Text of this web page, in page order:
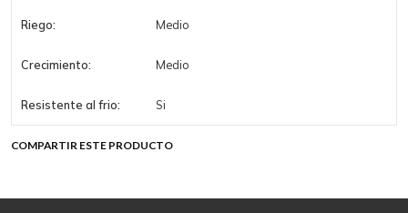
Riego: Medio
Crecimiento: Medio
Resistente al frio: Si
COMPARTIR ESTE PRODUCTO